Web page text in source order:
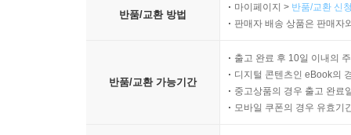
반품/교환 방법
마이페이지 > 반품/교환 신
판매자 배송 상품은 판매자
반품/교환 가능기간
출고 완료 후 10일 이내의
디지털 콘텐츠인 eBook의
중고상품의 경우 출고 완료
모바일 쿠폰의 경우 유효기